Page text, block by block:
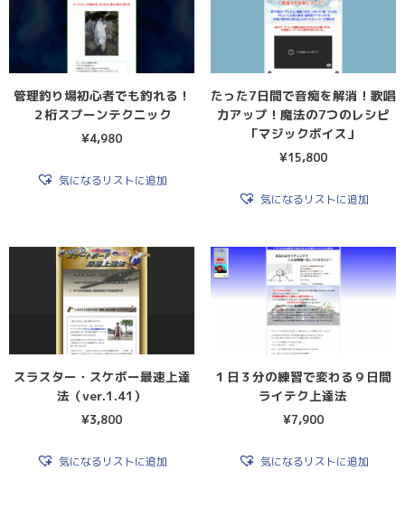
管理釣り場初心者でも釣れる！
２桁スプーンテクニック
¥4,980
気になるリストに追加
たった7日間で音痴を解消！歌唱
力アップ！魔法の7つのレシピ
「マジックボイス」
¥15,800
気になるリストに追加
スラスター・スケボー最速上達
法（ver.1.41）
¥3,800
気になるリストに追加
１日３分の練習で変わる９日間
ライテク上達法
¥7,900
気になるリストに追加